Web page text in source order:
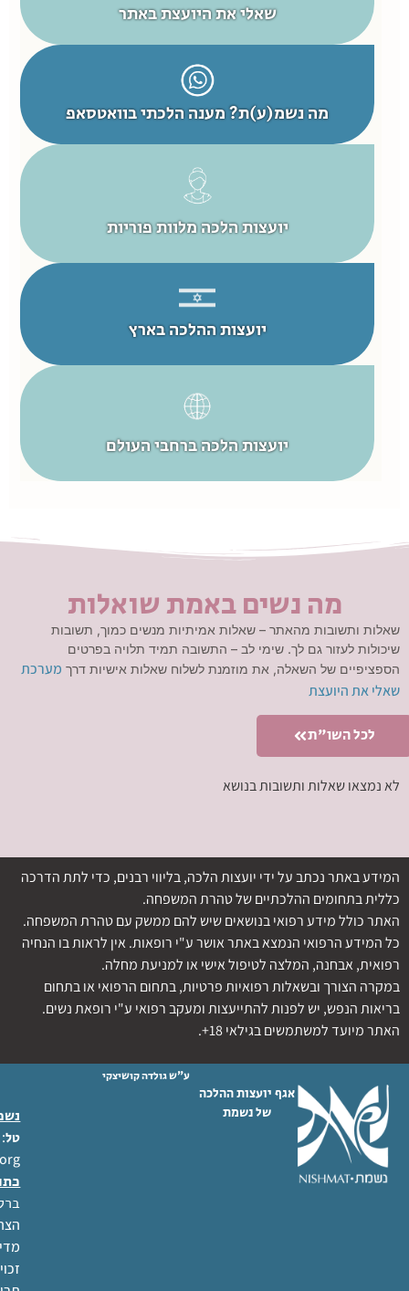
שאלי את היועצת באתר
מה נשמ(ע)ת? מענה הלכתי בוואטסאפ
יועצות הלכה מלוות פוריות
יועצות ההלכה בארץ
יועצות הלכה ברחבי העולם
מה נשים באמת שואלות
שאלות ותשובות מהאתר – שאלות אמיתיות מנשים כמוך, תשובות
שיכולות לעזור גם לך. שימי לב – התשובה תמיד תלויה בפרטים
הספציפיים של השאלה, את מוזמנת לשלוח שאלות אישיות דרך מערכת
שאלי את היועצת
לכל השו"ת
לא נמצאו שאלות ותשובות בנושא
המידע באתר נכתב על ידי יועצות הלכה, בליווי רבנים, כדי לתת הדרכה
כללית בתחומים ההלכתיים של טהרת המשפחה.
האתר כולל מידע רפואי בנושאים שיש להם ממשק עם טהרת המשפחה.
כל המידע הרפואי הנמצא באתר אושר ע"י רופאות. אין לראות בו הנחיה
רפואית, אבחנה, המלצה לטיפול אישי או למניעת מחלה.
במקרה הצורך ובשאלות רפואיות פרטיות, בתחום הרפואי או בתחום
בריאות הנפש, יש לפנות להתייעצות ומעקב רפואי ע"י רופאת נשים.
האתר מיועד למשתמשים בגילאי 18+.
אגף יועצות ההלכה
של נשמת
ע"ש גולדה קושיצקי
טל: 02-6404333
ברל